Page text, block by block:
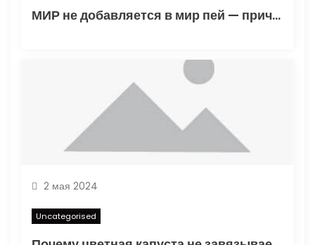
МИР не добавляется в мир пей — причины и решения
2 мая 2024
Uncategorised